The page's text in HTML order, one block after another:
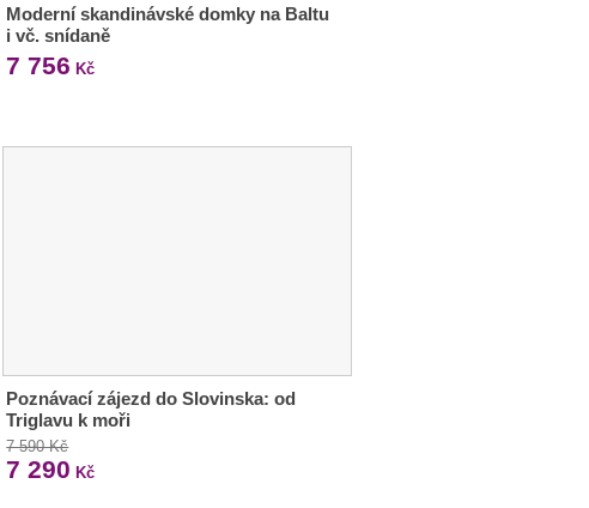
Moderní skandinávské domky na Baltu
i vč. snídaně
7 756 Kč
Poznávací zájezd do Slovinska: od
Triglavu k moři
7 590 Kč
7 290 Kč